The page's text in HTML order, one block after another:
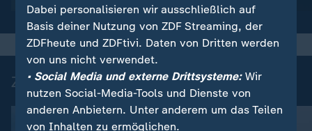
Zuletzt auf ZDFheute veröffentlicht
Dabei personalisieren wir ausschließlich auf
Basis deiner Nutzung von ZDF Streaming, der
ZDFheute und ZDFtivi. Daten von Dritten werden
von uns nicht verwendet.
• Social Media und externe Drittsysteme:Wir
nutzen Social-Media-Tools und Dienste von
anderen Anbietern. Unter anderem um das Teilen
von Inhalten zu ermöglichen.